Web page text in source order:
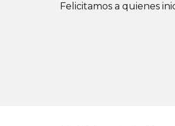
Felicitamos a quienes